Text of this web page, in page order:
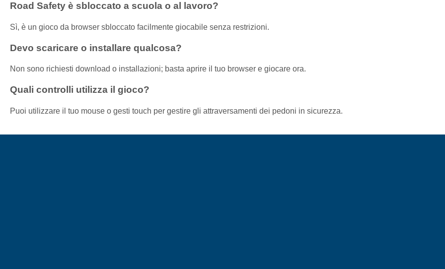
Road Safety è sbloccato a scuola o al lavoro?
Sì, è un gioco da browser sbloccato facilmente giocabile senza restrizioni.
Devo scaricare o installare qualcosa?
Non sono richiesti download o installazioni; basta aprire il tuo browser e giocare ora.
Quali controlli utilizza il gioco?
Puoi utilizzare il tuo mouse o gesti touch per gestire gli attraversamenti dei pedoni in sicurezza.